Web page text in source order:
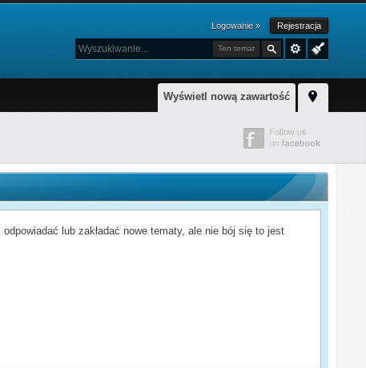
Logowanie » Rejestracja
Ten temat
Wyświetl nową zawartość
lub zakładać nowe tematy, ale nie bój się to jest